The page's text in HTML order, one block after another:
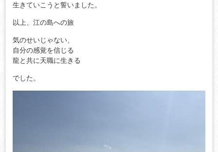
生きていこうと誓いました。
以上、江の島への旅
気のせいじゃない、
自分の感覚を信じる
龍と共に天職に生きる
でした。